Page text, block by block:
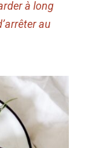
à long
au